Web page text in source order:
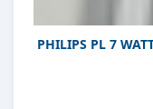
PHILIPS PL 7